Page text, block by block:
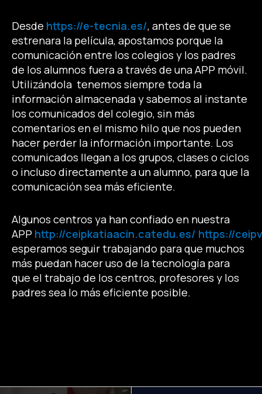
Desde https://e-tecnia.es/, antes de que se
estrenara la película, apostamos porque la
comunicación entre los colegios y los padres
de los alumnos fuera a través de una APP móvil.
Utilizándola tenemos siempre toda la
información almacenada y sabemos al instante
los comunicados del colegio, sin más
comentarios en el mismo hilo que nos pueden
hacer perder la información importante. Los
comunicados llegan a los grupos, clases o ciclos
o incluso directamente a un alumno, para que la
comunicación sea más eficiente.
Algunos centros ya han confiado en nuestra
APP http://ceipkatiaacin.catedu.es/ https://
esperamos seguir trabajando para que muchos
más puedan hacer uso de la tecnología para
que el trabajo de los centros, profesores y los
padres sea lo más eficiente posible.